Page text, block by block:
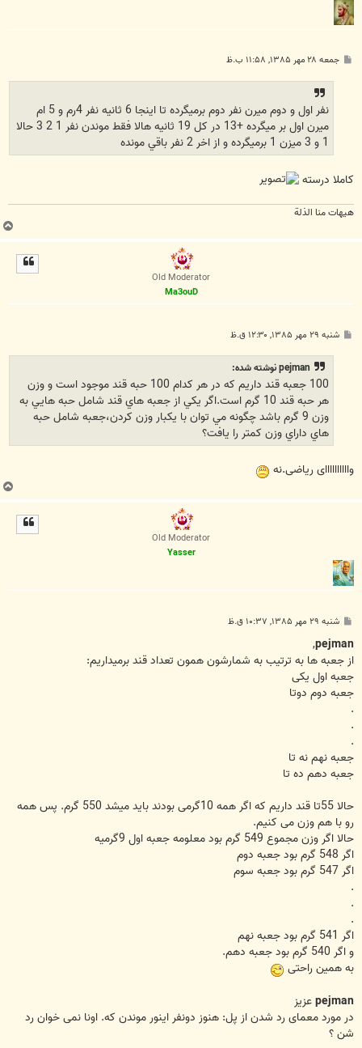
پ جمعه ۲۸ مهر ۱۳۸۵, ۱۱:۵۸ ب.ظ
نفر اول و دوم ميرن نفر دوم برميگرده تا اينجا 6 ثانيه نفر 4رم و 5 ام
ميرن اول بر ميگرده +13 در كل 19 ثانيه هالا فقط موندن نفر 1 2 3 حالا
1 و 3 ميزن 1 برميگرده و از اخر 2 نفر باقي مونده
کاملا درسته
هیهات منا الذلة
ب
ا
Old Moderator
Ma3ouD
پ شنبه ۲۹ مهر ۱۳۸۵, ۱۲:۳۰ ق.ظ
pejman نوشته شده:
100 جعبه قند داريم كه در هر كدام 100 حبه قند موجود است و وزن
هر حبه قند 10 گرم است.اگر يكي از جعبه هاي قند شامل حبه هايي به
وزن 9 گرم باشد چگونه مي توان با يكبار وزن كردن،جعبه شامل حبه
هاي داراي وزن كمتر را يافت؟
واااااااااای ریاضی.نه
ب
ا
Old Moderator
Yasser
پ
ت
شنبه ۲۹ مهر ۱۳۸۵, ۱۰:۳۷ ق.ظ
pejman
,
از جعبه ها به ترتیب به شمارشون همون تعداد قند برمیداریم:
جعبه اول یکی
جعبه دوم دوتا
جعبه نهم نه تا
جعبه دهم ده تا
حالا 55تا قند داریم که اگر همه 10گرمی بودند باید میشد 550 گرم. پس همه
رو با هم وزن می کنیم.
حالا اگر وزن مجموع 549 گرم بود معلومه جعبه اول 9گرمیه
اگر 548 گرم بود جعبه دوم
اگر 547 گرم بود جعبه سوم
اگر 541 گرم بود جعبه نهم
و اگر 540 گرم بود جعبه دهم.
به همین راحتی
pejmanعزیز
در مورد معمای رد شدن از پل: هنوز دونفر اینور موندن که. اونا نمی خوان رد
شن ؟